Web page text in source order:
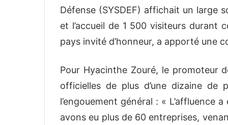
Défense (SYSDEF) affichait un large
et l’accueil de 1 500 visiteurs durant
pays invité d’honneur, a apporté une
Pour Hyacinthe Zouré, le promoteur
officielles de plus d’une dizaine de
l’engouement général : «
avons eu plus de 60 entreprises,